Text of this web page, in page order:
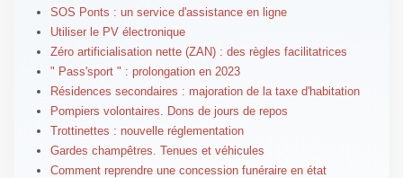
SOS Ponts : un service d'assistance en ligne
Utiliser le PV électronique
Zéro artificialisation nette (ZAN) : des règles facilitatrices
" Pass'sport " : prolongation en 2023
Résidences secondaires : majoration de la taxe d'habitation
Pompiers volontaires. Dons de jours de repos
Trottinettes : nouvelle réglementation
Gardes champêtres. Tenues et véhicules
Comment reprendre une concession funéraire en état